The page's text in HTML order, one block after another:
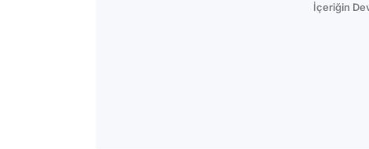
İçeriğin